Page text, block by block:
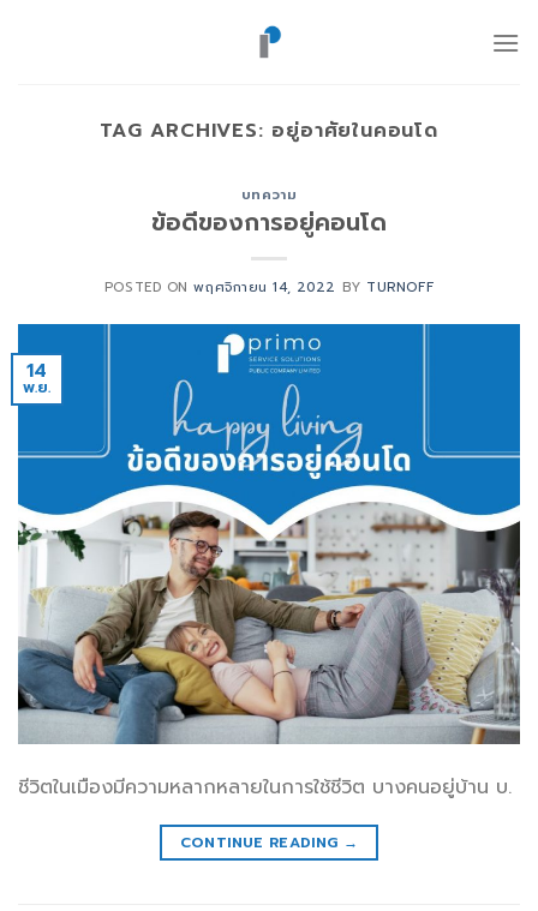
TAG ARCHIVES: อยู่อาศัยในคอนโด
บทความ
ข้อดีของการอยู่คอนโด
POSTED ONพฤศจิกายน 14, 2022 BY TURNOFF
14
พ.ย.
ชีวิตในเมืองมีความหลากหลายในการใช้ชีวิต บางคนอยู่บ้าน บ.
CONTINUE READING →